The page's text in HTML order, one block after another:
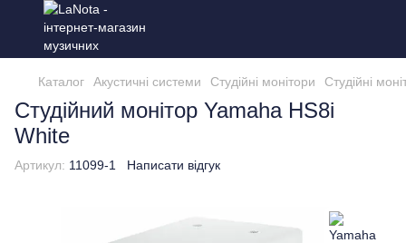
Каталог Акустичні системи Студійні монітори Студійні
Студійний монітор Yamaha HS8i
White
Артикул: 11099-1 Написати відгук